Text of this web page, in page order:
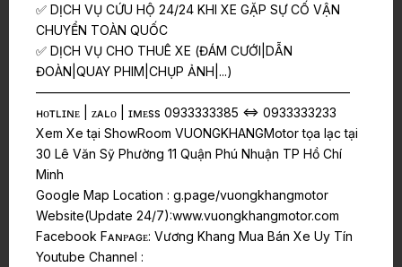
✅ DỊCH VỤ CỨU HỘ 24/24 KHI XE GẶP SỰ CỐ VẬN
CHUYỂN TOÀN QUỐC
✅ DỊCH VỤ CHO THUÊ XE (ĐÁM CƯỚI|DẪN
ĐOÀN|QUAY PHIM|CHỤP ẢNH|...)
—————————————————————————
ʜᴏᴛʟɪɴᴇ | ᴢᴀʟᴏ | ɪᴍᴇss 0933333385 <=> 0933333233
Xem Xe tại ShowRoom VUONGKHANGMotor tọa lạc tại
30 Lê Văn Sỹ Phường 11 Quận Phú Nhuận TP Hồ Chí
Minh
Google Map Location : g.page/vuongkhangmotor
Website(Update 24/7):www.vuongkhangmotor.com
Facebook Fᴀɴᴘᴀɢᴇ: Vương Khang Mua Bán Xe Uy Tín
Youtube Channel :